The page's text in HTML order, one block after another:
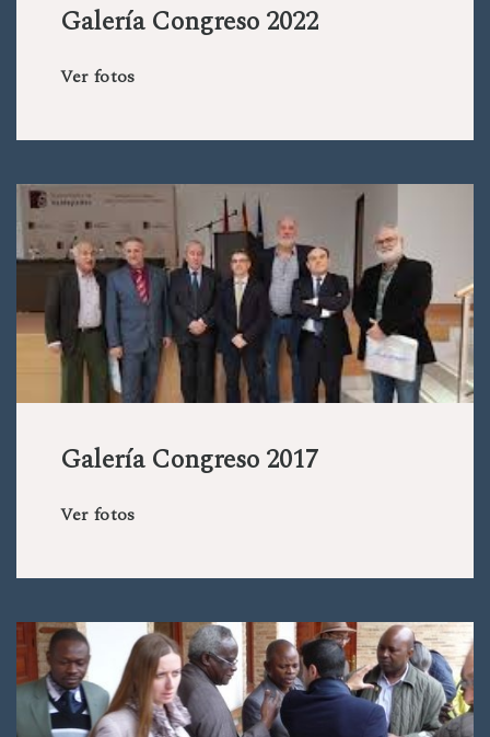
Galería Congreso 2022
Ver fotos
Galería Congreso 2017
Ver fotos